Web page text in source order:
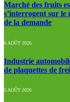
Marché des fruits
s’interrogent sur
de la demande
6 AOÛT 2026
Industrie
de plaquettes de
5 AOÛT 2026